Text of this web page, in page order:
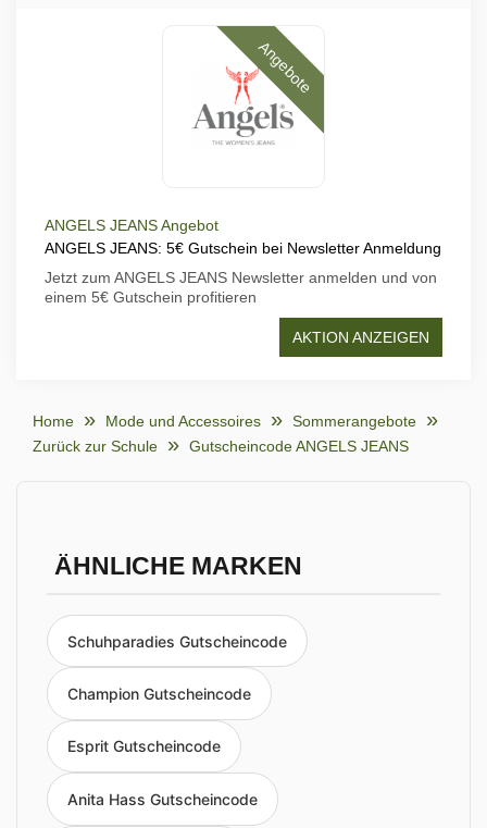
Angebote
ANGELS JEANS Angebot
ANGELS JEANS: 5€ Gutschein bei Newsletter Anmeldung
Jetzt zum ANGELS JEANS Newsletter anmelden und von
einem 5€ Gutschein profitieren
AKTION ANZEIGEN
Home Mode und Accessoires
Sommerangebote
Zurück zur Schule
Gutscheincode ANGELS JEANS
ÄHNLICHE MARKEN
Schuhparadies Gutscheincode
Champion Gutscheincode
Esprit Gutscheincode
Anita Hass Gutscheincode